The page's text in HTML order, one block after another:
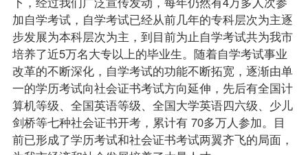
加自学考试，自学考试已经从前几年的专科层次为主逐
步发展为本科层次为主，到目前为止自学考试共为我市
培养了近5万名大专以上的毕业生。随着自学考试事业
改革的不断深化，自学考试的功能不断拓宽，逐渐由单
一的学历考试向社会证书考试方向延伸，先后有全国计
算机等级、全国英语等级、全国大学英语四六级、少儿
剑桥等七种社会证书开考，累计有 70多万人参加。目
前已形成了学历考试和社会证书考试两翼齐飞的局面，